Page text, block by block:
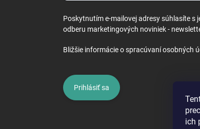
ich
Poskytnutím e-mailovej adresy súhlasíte s
odberu marketingových noviniek -
Bližšie informácie o spracúvaní osobných
Prihlásiť sa